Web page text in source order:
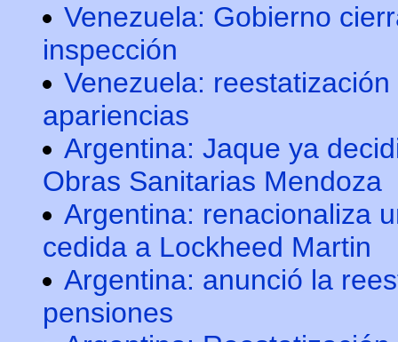
Venezuela: Gobierno
inspección
Venezuela:
apariencias
Argentina: Jaque ya
Obras Sanitarias Mendoza
Argentina: renacionaliza
cedida a Lockheed Martin
Argentina: anunció la
pensiones